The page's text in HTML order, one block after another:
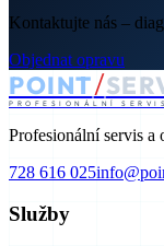
Kontaktujte nás –
Objednat opravu
POINT/
PROFESIONÁLNÍ
Profesionální servis a
728 616 025
Služby